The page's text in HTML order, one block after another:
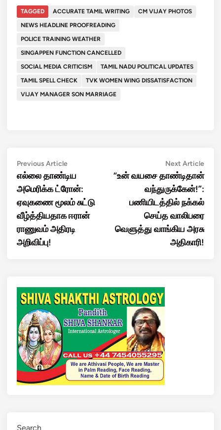
TAGGED ACCURATE TAMIL WRITING
CM VIJAY PHOTOS
NEWS HEADLINE PROOFREADING
POLICE TRAINING WEATHER
SINGAPPEN FUNCTION CANCELLED
SOCIAL MEDIA CRITICISM
TAMIL NADU POLITICAL UPDATES
TAMIL SPELL CHECK
TVK WOMEN WING DISSATISFACTION
VIJAY MANAGER SON MARRIAGE
Post
navigation
Previous ArticlePrevious
article:
எல்லை தாண்டிய
அமெரிக்க ட்ரோன்:
ஏவுகணை மூலம் சுட்டு
வீழ்த்தியதாக ஈரான்
ராணுவம் அதிரடி
அறிவிப்பு!
Next ArticleNext
“உன் வயசை தாண்டிதான்
வந்துருக்கேன்!”:
பணியிடத்தில் நக்கல்
செய்த வாலிபரை
வெளுத்து வாங்கிய அரசு
அதிகாரி!
Search